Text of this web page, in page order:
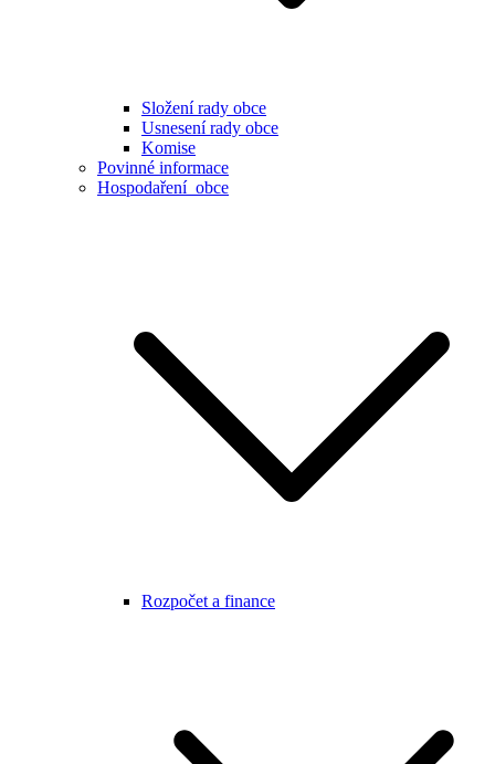
Složení rady obce
Usnesení rady obce
Komise
Povinné informace
Hospodaření obce
Rozpočet a finance